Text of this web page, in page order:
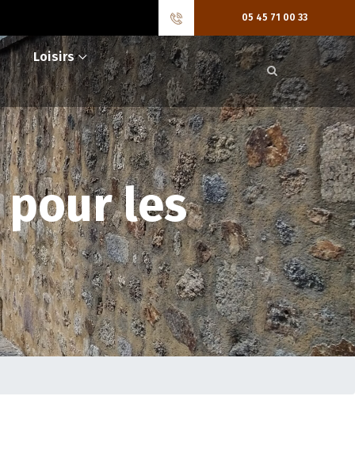
05 45 71 00 33
Loisirs
les